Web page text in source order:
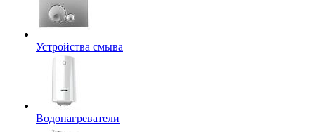
Устройства смыва
Водонагреватели